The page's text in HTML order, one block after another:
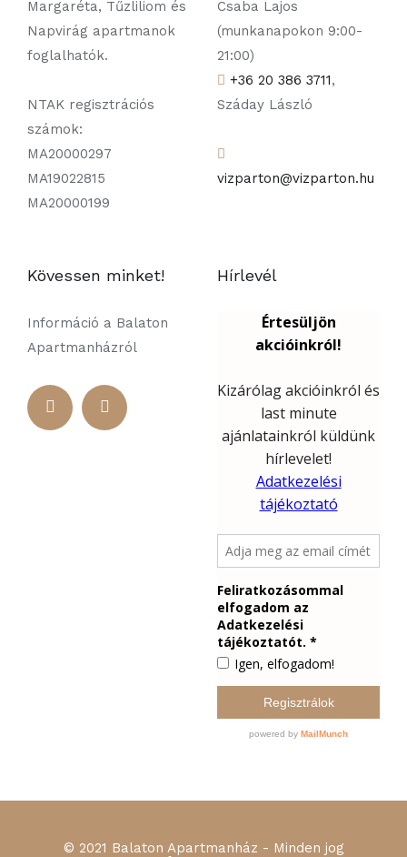
Margaréta, Tűzliliom és
Napvirág apartmanok
foglalhatók.
NTAK regisztrációs
számok:
MA20000297
MA19022815
MA20000199
Csaba Lajos
(munkanapokon 9:00-
21:00)
+36 20 386 3711,
Száday László
vizparton@vizparton.hu
Kövessen minket!
Információ a Balaton
Apartmanházról
Hírlevél
© 2021 Balaton Apartmanház - Minden jog